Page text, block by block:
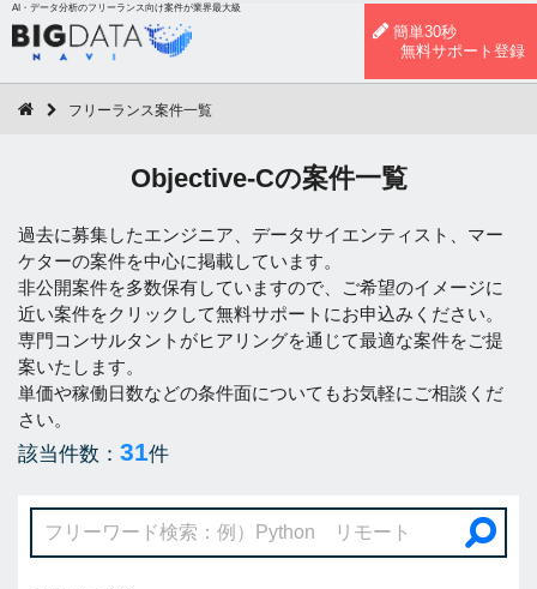
AI・データ分析のフリーランス向け案件が業界最大級
簡単30秒
無料サポート登録
フリーランス案件一覧
Objective-Cの案件一覧
過去に募集したエンジニア、データサイエンティスト、マー
ケターの案件を中心に掲載しています。
非公開案件を多数保有していますので、ご希望のイメージに
近い案件をクリックして無料サポートにお申込みください。
専門コンサルタントがヒアリングを通じて最適な案件をご提
案いたします。
単価や稼働日数などの条件面についてもお気軽にご相談くだ
さい。
該当件数： 31件